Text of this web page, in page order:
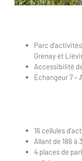
Parc
Grenay et
Accessibilité
Échangeur 7 –
16 cellules
Allant de 186 à
4 places de